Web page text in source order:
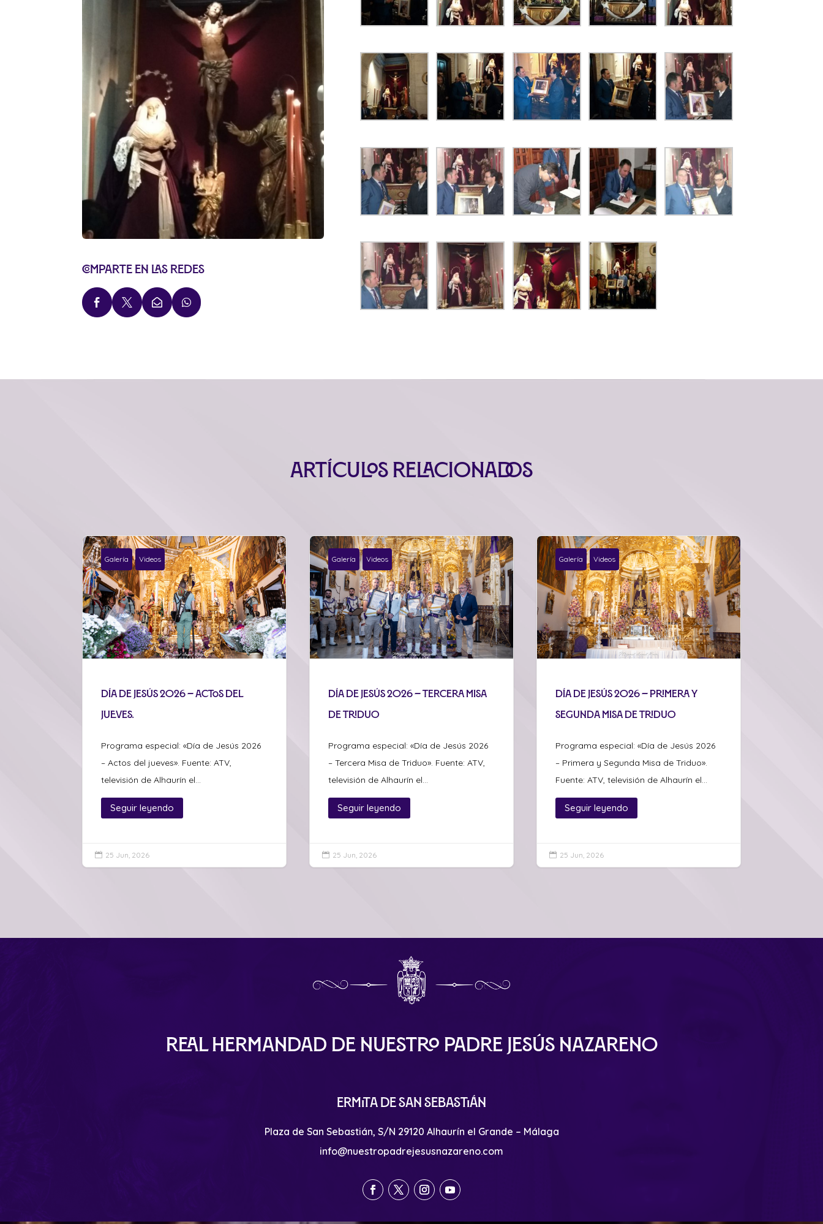
Comparte en las redes
   
Artículos relacionados
Galería Videos
Día de Jesús 2026 – Actos del
jueves.
Programa especial: «Día de Jesús 2026
– Actos del jueves». Fuente: ATV,
televisión de Alhaurín el...
Seguir leyendo
 25 Jun, 2026
Galería Videos
Día de Jesús 2026 – Tercera Misa
de Triduo
Programa especial: «Día de Jesús 2026
– Tercera Misa de Triduo». Fuente: ATV,
televisión de Alhaurín el...
Seguir leyendo
 25 Jun, 2026
Galería Videos
Día de Jesús 2026 – Primera y
Segunda Misa de Triduo
Programa especial: «Día de Jesús 2026
– Primera y Segunda Misa de Triduo».
Fuente: ATV, televisión de Alhaurín el...
Seguir leyendo
 25 Jun, 2026
Real Hermandad de Nuestro Padre Jesús Nazareno
Ermita de San Sebastián
Plaza de San Sebastián, S/N 29120 Alhaurín el Grande – Málaga
info@nuestropadrejesusnazareno.com